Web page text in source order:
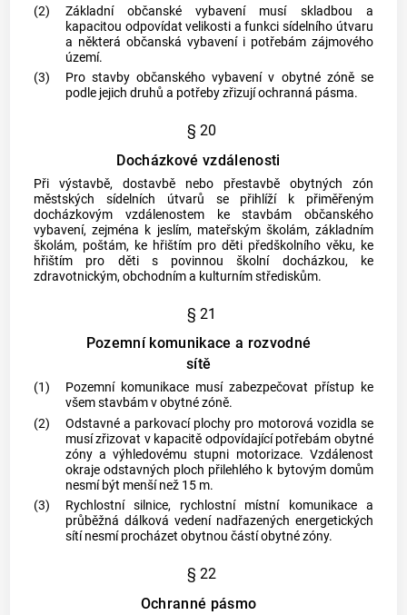
(2)
Základní občanské vybavení musí skladbou a
kapacitou odpovídat velikosti a funkci sídelního útvaru
a některá občanská vybavení i potřebám zájmového
území.
(3)
Pro stavby občanského vybavení v obytné zóně se
podle jejich druhů a potřeby zřizují ochranná pásma.
§ 20
Docházkové vzdálenosti
Při výstavbě, dostavbě nebo přestavbě obytných zón
městských sídelních útvarů se přihlíží k přiměřeným
docházkovým vzdálenostem ke stavbám občanského
vybavení, zejména k jeslím, mateřským školám, základním
školám, poštám, ke hřištím pro děti předškolního věku, ke
hřištím pro děti s povinnou školní docházkou, ke
zdravotnickým, obchodním a kulturním střediskům.
§ 21
Pozemní komunikace a rozvodné
sítě
(1)
Pozemní komunikace musí zabezpečovat přístup ke
všem stavbám v obytné zóně.
(2)
Odstavné a parkovací plochy pro motorová vozidla se
musí zřizovat v kapacitě odpovídající potřebám obytné
zóny a výhledovému stupni motorizace. Vzdálenost
okraje odstavných ploch přilehlého k bytovým domům
nesmí být menší než 15 m.
(3)
Rychlostní silnice, rychlostní místní komunikace a
průběžná dálková vedení nadřazených energetických
sítí nesmí procházet obytnou částí obytné zóny.
§ 22
Ochranné pásmo